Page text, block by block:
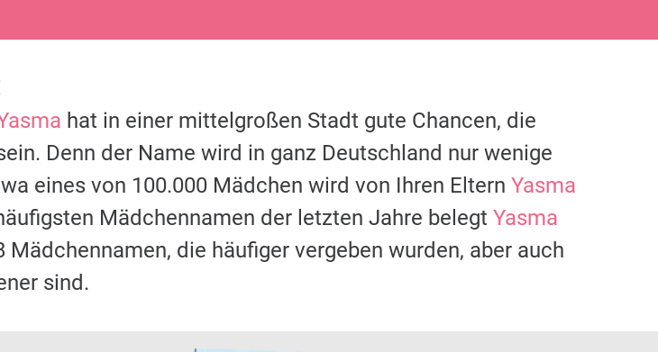
hat in einer mittelgroßen Stadt gute Chancen, die
Denn der Name wird in ganz Deutschland nur wenige
eines von 100.000 Mädchen wird von Ihren Eltern Yasma
Mädchennamen der letzten Jahre belegt Yasma
Mädchennamen, die häufiger vergeben wurden, aber auch
sind.